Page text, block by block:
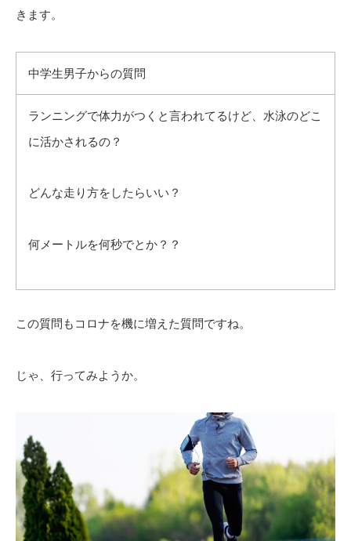
きます。
中学生男子からの質問
ランニングで体力がつくと言われてるけど、水泳のどこ
に活かされるの？
どんな走り方をしたらいい？
何メートルを何秒でとか？？
この質問もコロナを機に増えた質問ですね。
じゃ、行ってみようか。